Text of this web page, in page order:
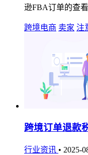
逊FBA订单的查
跨境电商 卖家 注
跨境订单退款
行业资讯 • 2025-